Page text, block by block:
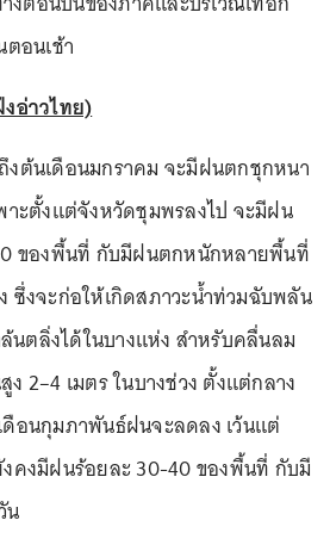
ตอนเช้า
อ่าวไทย)
งต้นเดือนมกราคม จะมีฝนตกชุกหนา
าะตั้งแต่จังหวัดชุมพรลงไป จะมีฝน
ของพื้นที่ กับมีฝนตกหนักหลายพื้นที่
ซึ่งจะก่อให้เกิดสภาวะน้ำท่วมฉับพลัน
นตลิ่งได้ในบางแห่ง สำหรับคลื่นลม
2–4 เมตร ในบางช่วง ตั้งแต่กลาง
อนกุมภาพันธ์ฝนจะลดลง เว้นแต่
คงมีฝนร้อยละ 30-40 ของพื้นที่ กับมี
น